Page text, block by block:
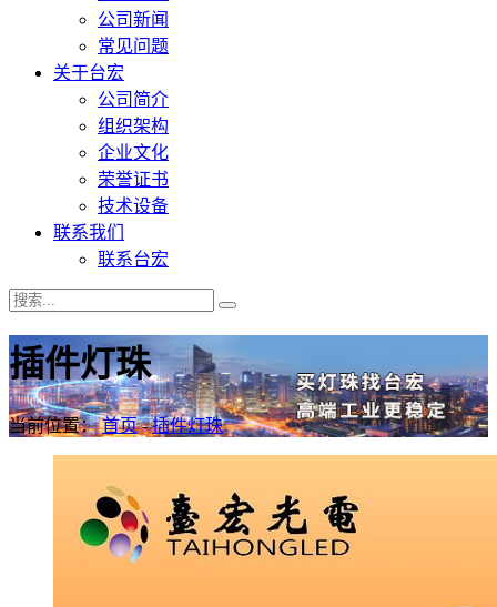
公司新闻
常见问题
关于台宏
公司简介
组织架构
企业文化
荣誉证书
技术设备
联系我们
联系台宏
插件灯珠
当前位置：首页-插件灯珠